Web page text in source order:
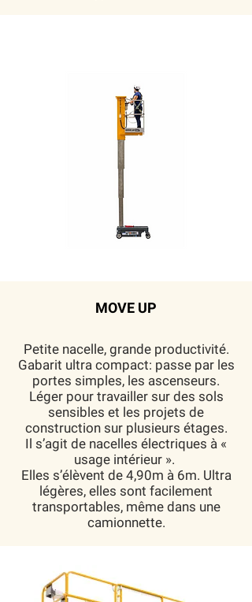
MOVE UP
Petite nacelle, grande productivité.
Gabarit ultra compact: passe par les
portes simples, les ascenseurs.
Léger pour travailler sur des sols
sensibles et les projets de
construction sur plusieurs étages.
Il s’agit de nacelles électriques à «
usage intérieur ».
Elles s’élèvent de 4,90m à 6m. Ultra
légères, elles sont facilement
transportables, même dans une
camionnette.